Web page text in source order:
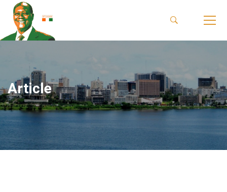
Article